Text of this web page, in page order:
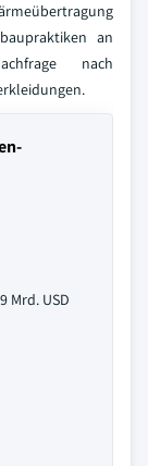
an
nach
Mrd. USD